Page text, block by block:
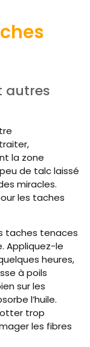
autres
la zone
de talc laissé
miracles.
les taches
taches tenaces
Appliquez-le
heures,
à poils
sur les
l’huile.
trop
les fibres